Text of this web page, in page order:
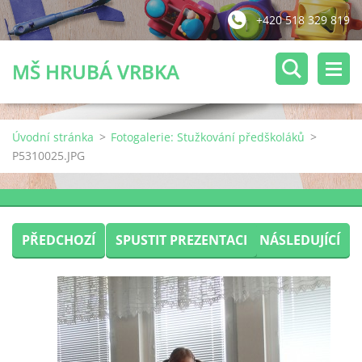
+420 518 329 819
MŠ HRUBÁ VRBKA
Úvodní stránka > Fotogalerie: Stužkování předškoláků >
P5310025.JPG
PŘEDCHOZÍ SPUSTIT PREZENTACI NÁSLEDUJÍCÍ